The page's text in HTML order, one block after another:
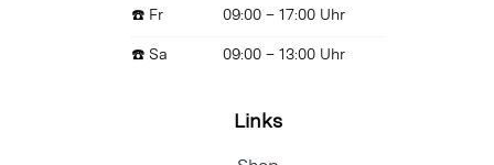
☎️ Fr 09:00 – 17:00 Uhr
☎️ Sa 09:00 – 13:00 Uhr
Links